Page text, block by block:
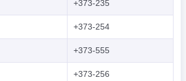
+373-235
+373-254
+373-555
+373-256